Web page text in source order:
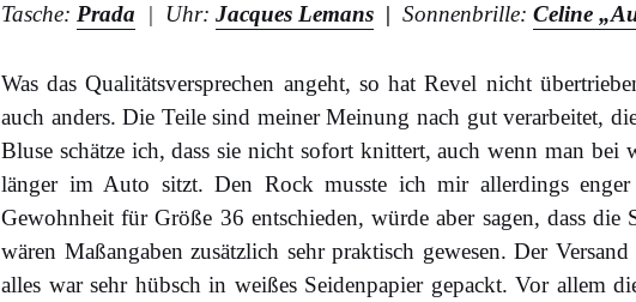
Tasche: Prada | Uhr: Jacques Lemans | Sonnenbrille: Celine
Was das Qualitätsversprechen angeht, so hat Revel nicht
auch anders. Die Teile sind meiner Meinung nach gut verarbeitet,
Bluse schätze ich, dass sie nicht sofort knittert, auch wenn man bei
länger im Auto sitzt. Den Rock musste ich mir allerdings
Gewohnheit für Größe 36 entschieden, würde aber sagen, dass die
wären Maßangaben zusätzlich sehr praktisch gewesen. Der
alles war sehr hübsch in weißes Seidenpapier gepackt. Vor allem